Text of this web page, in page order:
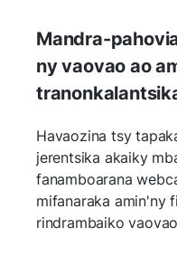
Mandra-
ny vaovao ao
Havaozina tsy
jerentsika akaiky
fanamboarana
mifanaraka amin'ny
rindrambaiko